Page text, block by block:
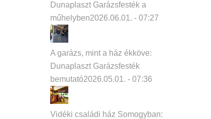
Dunaplaszt Garázsfesték a
műhelyben2026.06.01. - 07:27
A garázs, mint a ház ékköve:
Dunaplaszt Garázsfesték
bemutató2026.05.01. - 07:36
Vidéki családi ház Somogyban: